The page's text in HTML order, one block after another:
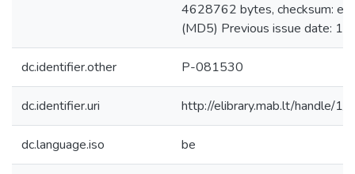
4628762 bytes, checksum:
(MD5) Previous issue date:
dc.identifier.other P-081530
dc.identifier.uri http://elibrary.mab.lt/handle/1/
dc.language.iso be